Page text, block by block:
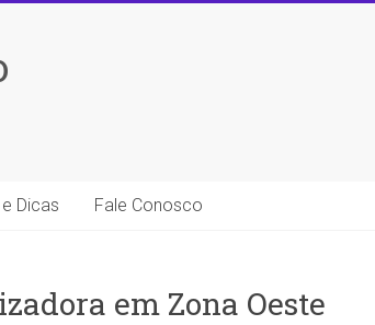
Dicas Fale Conosco
em Zona Oeste